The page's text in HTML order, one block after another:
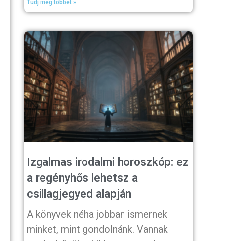
Tudj meg többet »
Izgalmas irodalmi horoszkóp: ez
a regényhős lehetsz a
csillagjegyed alapján
A könyvek néha jobban ismernek
minket, mint gondolnánk. Vannak